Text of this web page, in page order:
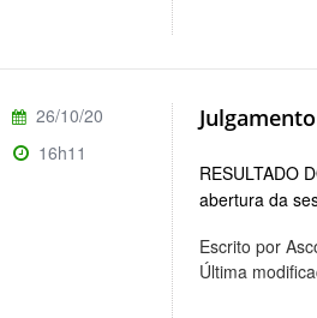
RESULTADO
abertura da
Escrito por
Última
26/10/20
16h11